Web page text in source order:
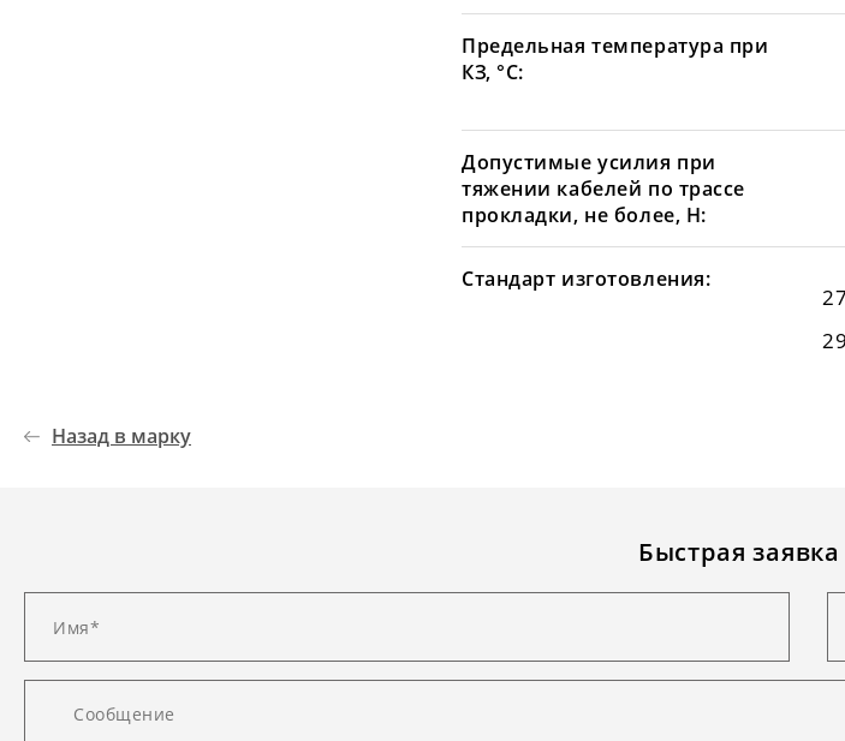
Предельная температура при
КЗ, °С:
Допустимые усилия при
тяжении кабелей по трассе
прокладки, не более, Н:
Стандарт изготовления:
Назад в марку
Быстрая